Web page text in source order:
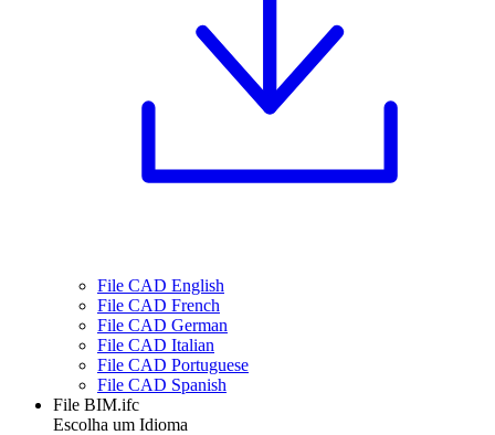
File CAD English
File CAD French
File CAD German
File CAD Italian
File CAD Portuguese
File CAD Spanish
File BIM.ifc
Escolha um Idioma